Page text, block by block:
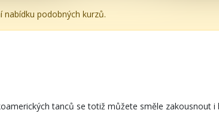
nabídku podobných kurzů.
tanců se totiž můžete směle zakousnout